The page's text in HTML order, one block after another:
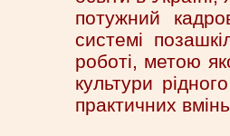
потужний
системі
роботі, метою
культури
практичних